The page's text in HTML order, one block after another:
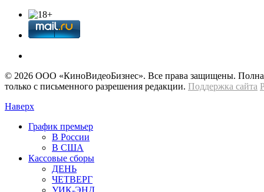
© 2026 OOО «КиноВидеоБизнес». Все права защищены.
только с письменного разрешения редакции. Поддержка сайта
Наверх
График премьер
В России
В США
Кассовые сборы
ДЕНЬ
ЧЕТВЕРГ
УИК-ЭНД